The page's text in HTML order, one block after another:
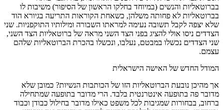
בברוטאליות והנשים (במיוחד בחלקו הראשון של הסיפור) משיבות לו
בברוטאליות לא פחותה משלהן, כשאחת הקוראות התריעה בגיורא הוד
שלא יצפה לקבל תשובה נעימה למראתו השבורה ומילותיו התוקפניות. שני
הצדדים ניסו אולי להציג בפני הצד השני מראה של ברוטאליות הצד השני,
שני הצדדים נכשלו במבטם, נעלבו, ונכשלו בהכרת הברוטאליות שלהם
עצמם.
המודל החדש של האישה הישראלית
אך מהיכן נובעת הברוטאליות הזו של הכותבות הנשיות? כמובן שלא
מדובר פה בתופעה אינטרנטית בלבד. הרי מדובר בתופעה שמתחילה
ברחוב, בבחורות שמגיבות לכל משפט כאילו מדובר בחילול כבודן וכבוד